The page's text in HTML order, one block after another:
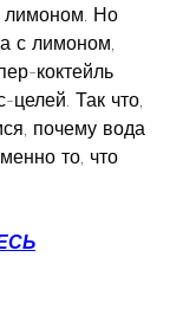
лимоном. Но
с лимоном,
коктейль
Так что,
почему вода
то, что